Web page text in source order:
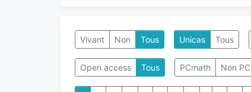
Vivant Non Tous Unicas Tous
Open access Tous PCmath Non